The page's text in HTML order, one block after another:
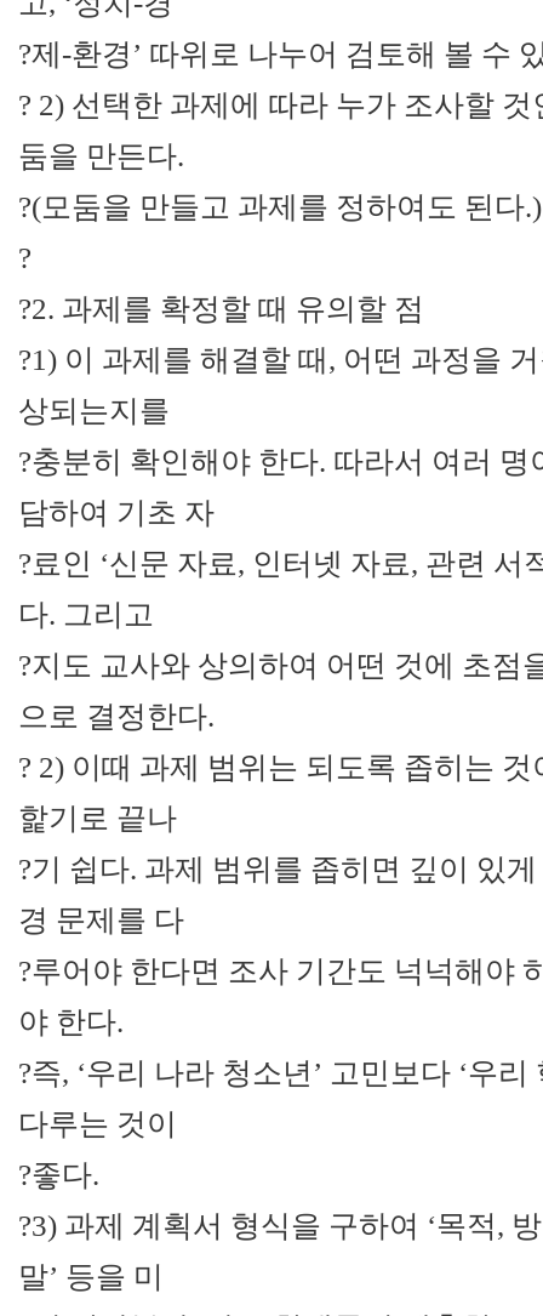
?제-환경’ 따위로 나누어 검토해 볼 수
? 2) 선택한 과제에 따라 누가 조사할
둠을 만든다.
?(모둠을 만들고 과제를 정하여도 된다.)
?
?2. 과제를 확정할 때 유의할 점
?1) 이 과제를 해결할 때, 어떤 과정을
상되는지를
?충분히 확인해야 한다. 따라서 여러
담하여 기초 자
?료인 ‘신문 자료, 인터넷 자료, 관련 서
다. 그리고
?지도 교사와 상의하여 어떤 것에 초점
으로 결정한다.
? 2) 이때 과제 범위는 되도록 좁히는
핥기로 끝나
?기 쉽다. 과제 범위를 좁히면 깊이 있
경 문제를 다
?루어야 한다면 조사 기간도 넉넉해야
야 한다.
?즉, ‘우리 나라 청소년’ 고민보다 ‘우
다루는 것이
?좋다.
?3) 과제 계획서 형식을 구하여 ‘목적,
말’ 등을 미